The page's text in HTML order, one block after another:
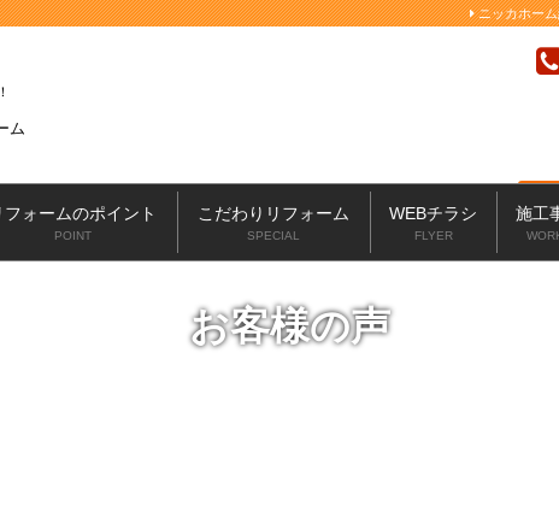
ニッカホー
フォームのポイント
POINT
こだわりリフォーム
SPECIAL
WEBチラシ
FLYER
施工
お客様の声